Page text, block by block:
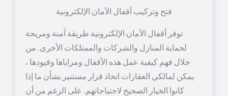
توفر أقفال الأمان الإلكترونية طريقة آمنة ومريحة
لحماية المنازل والشركات والممتلكات الأخرى. من
خلال فهم كيفية عمل هذه الأقفال ومزاياها وقيودها ،
يمكن لمالكي العقارات اتخاذ قرار مستنير بشأن ما إذا
كانوا الخيار الصحيح لاحتياجاتهم. على الرغم من أن